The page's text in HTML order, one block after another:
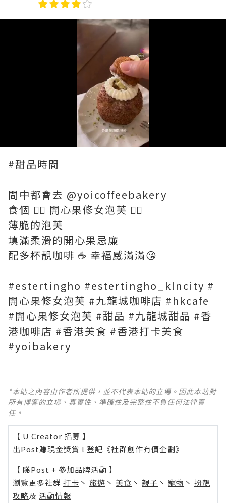
Loaded
100.00%
#甜品時間
間中都會去 @yoicoffeebakery
食個 👉🏻 開心果修女泡芙 👈🏻
薄脆的泡芙
填滿柔滑的開心果忌廉
配多杯靚咖啡 ☕️ 幸福感滿滿😘
#estertingho #estertingho_klncity #
開心果修女泡芙 #九龍城咖啡店 #hkcafe
#開心果修女泡芙 #甜品 #九龍城甜品 #香
港咖啡店 #香港美食 #香港打卡美食
#yoibakery
*本站之內容由作者所提供，並不代表本站的立場。因此本站對
所有博客的立場、真實性、準確性及完整性不負任何法律責
任。
【 U Creator 招募 】
出Post賺現金獎賞 l 登記《社群創作有價企劃》
【 睇Post + 參加品牌活動 】
瀏覽更多社群 打卡 丶 旅遊 丶 美食 丶 親子 丶 寵物 丶 扮靚
攻略及 活動情報